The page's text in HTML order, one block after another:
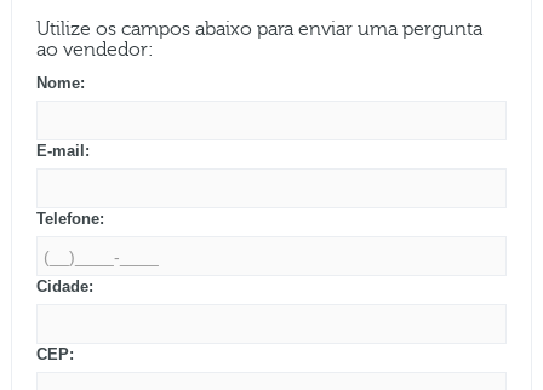
Utilize os campos abaixo para enviar uma pergunta
ao vendedor:
Nome:
E-mail:
Telefone:
Cidade:
CEP: